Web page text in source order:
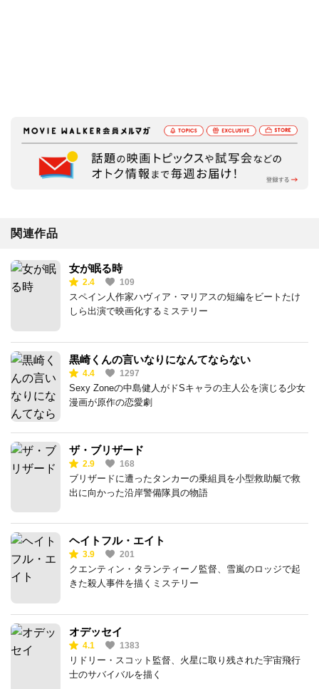
関連作品
女が眠る時
2.4 109
スペイン人作家ハヴィア・マリアスの短編をビートたけ
しら出演で映画化するミステリー
黒崎くんの言いなりになんてならない
4.4 1297
Sexy Zoneの中島健人がドSキャラの主人公を演じる少女
漫画が原作の恋愛劇
ザ・ブリザード
2.9 168
ブリザードに遭ったタンカーの乗組員を小型救助艇で救
出に向かった沿岸警備隊員の物語
ヘイトフル・エイト
3.9 201
クエンティン・タランティーノ監督、雪嵐のロッジで起
きた殺人事件を描くミステリー
オデッセイ
4.1 1383
リドリー・スコット監督、火星に取り残された宇宙飛行
士のサバイバルを描く